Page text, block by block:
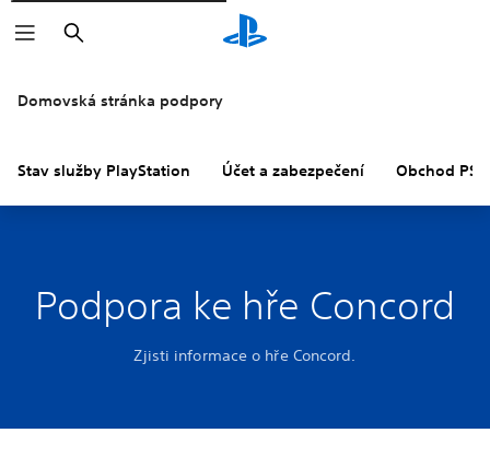
Vyhledat
Domovská stránka podpory
Stav služby PlayStation Účet a zabezpečení Obchod PS
Podpora ke hře Concord
Zjisti informace o hře Concord.